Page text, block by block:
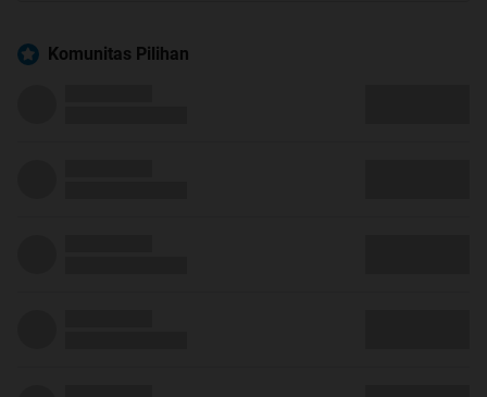
Komunitas Pilihan